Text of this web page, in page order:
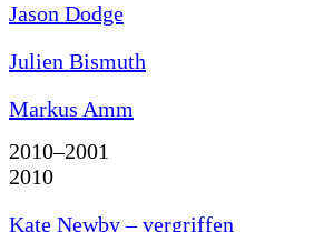
Jason Dodge
Julien Bismuth
Markus Amm
2010–2001
2010
Kate Newby – vergriffen